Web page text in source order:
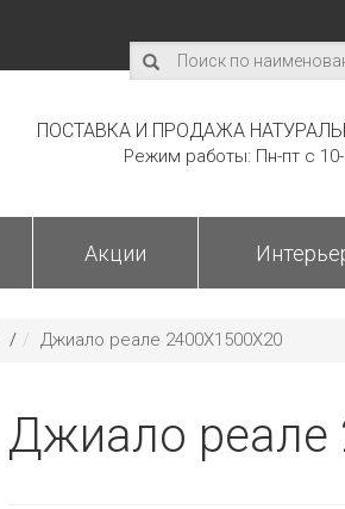
ПОСТАВКА И ПРОДАЖА
Режим работы: Пн-пт с
Акции
/ Джиало реале 2400Х1500Х20
Джиало реале